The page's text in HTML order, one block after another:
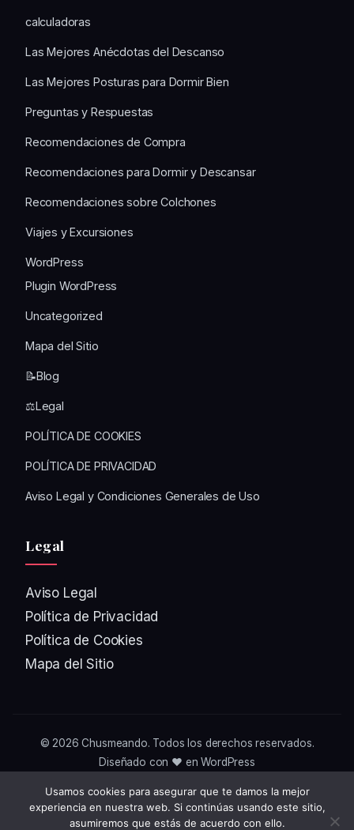
calculadoras
Las Mejores Anécdotas del Descanso
Las Mejores Posturas para Dormir Bien
Preguntas y Respuestas
Recomendaciones de Compra
Recomendaciones para Dormir y Descansar
Recomendaciones sobre Colchones
Viajes y Excursiones
WordPress
Plugin WordPress
Uncategorized
Mapa del Sitio
📝Blog
⚖️Legal
POLÍTICA DE COOKIES
POLÍTICA DE PRIVACIDAD
Aviso Legal y Condiciones Generales de Uso
Legal
Aviso Legal
Política de Privacidad
Política de Cookies
Mapa del Sitio
© 2026Chusmeando. Todos los derechos reservados.
Diseñado con ❤️ en WordPress
Usamos cookies para asegurar que te damos la mejor
experiencia en nuestra web. Si continúas usando este sitio,
asumiremos que estás de acuerdo con ello.